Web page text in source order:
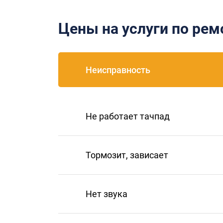
Цены на услуги по
Неисправность
Не работает тачпад
Тормозит, зависает
Нет звука